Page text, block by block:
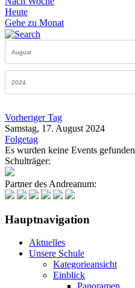
Heute
Gehe zu Monat
Vorheriger Tag
Samstag, 17. August 2024
Folgetag
Es wurden keine Events gefunden
Schulträger:
Partner des Andreanum:
Hauptnavigation
Aktuelles
Unsere Schule
Kategorieansicht
Einblick